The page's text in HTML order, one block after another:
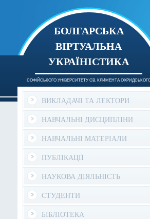
БОЛГАРСЬКА
ВІРТУАЛЬНА
УКРАЇНІСТИКА
СОФІЙСЬКОГО УНІВЕРСИТЕТУ СВ. КЛИМЕНТА
ВИКЛАДАЧІ ТА ЛЕКТОРИ
НАВЧАЛЬНІ ДИСЦИПЛІНИ
НАВЧАЛЬНІ МАТЕРІАЛИ
ПУБЛІКАЦІЇ
НАУКОВА ДІЯЛЬНІСТЬ
СТУДЕНТИ
БІБЛІОТЕКА